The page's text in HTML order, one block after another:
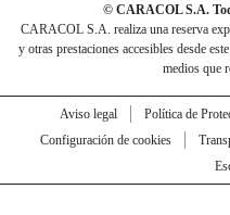
© CARACOL S.A.
CARACOL S.A. realiza una reserva
y otras prestaciones accesibles desde
medios que
Aviso legal Política de
Configuración de cookies